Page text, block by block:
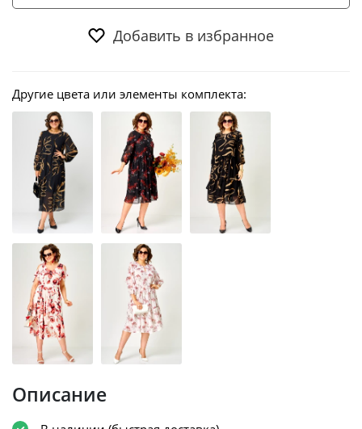
Добавить в избранное
Другие цвета или элементы комплекта:
Описание